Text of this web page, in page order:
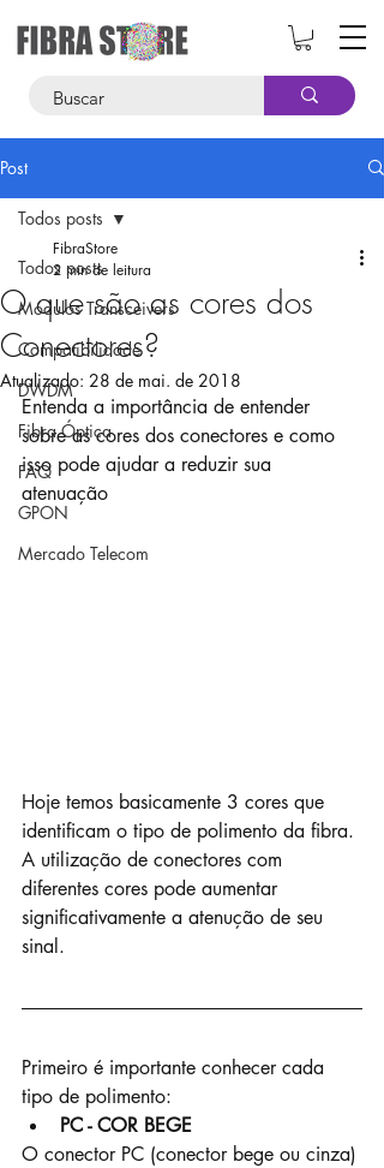
Post
Todos posts
Módulos Transceivers
Compatibilidade
DWDM
Fibra Óptica
FAQ
GPON
Mercado Telecom
Todos posts
O que são as cores dos
Conectores?
FibraStore
2 min de leitura
Atualizado: 28 de mai. de 2018
Entenda a importância de entender
sobre as cores dos conectores e como
isso pode ajudar a reduzir sua
atenuação
Hoje temos basicamente 3 cores que
identificam o tipo de polimento da fibra.
A utilização de conectores com
diferentes cores pode aumentar
significativamente a atenução de seu
sinal.
Primeiro é importante conhecer cada
tipo de polimento:
PC - COR BEGE
O conector PC (conector bege ou cinza)